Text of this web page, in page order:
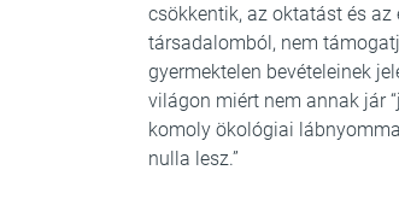
csökkentik, az oktatást és
társadalomból, nem
gyermektelen bevételeinek
világon miért nem annak jár
komoly ökológiai
nulla lesz.”